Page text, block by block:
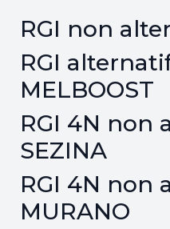
RGI non
RGI
MELBOOST
RGI 4N non
SEZINA
RGI 4N non
MURANO